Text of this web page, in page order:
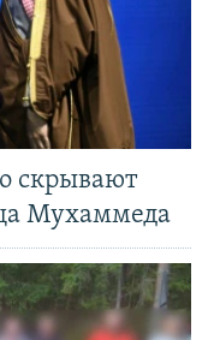
скрывают
Мухаммеда